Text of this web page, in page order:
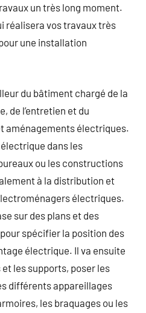
un très long moment.
réalisera vos travaux très
une installation
du bâtiment chargé de la
de l’entretien et du
aménagements électriques.
dans les
ou les constructions
à la distribution et
électriques.
sur des plans et des
spécifier la position des
électrique. Il va ensuite
les supports, poser les
différents appareillages
les braquages ou les